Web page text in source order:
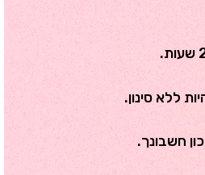
ללא סינון.